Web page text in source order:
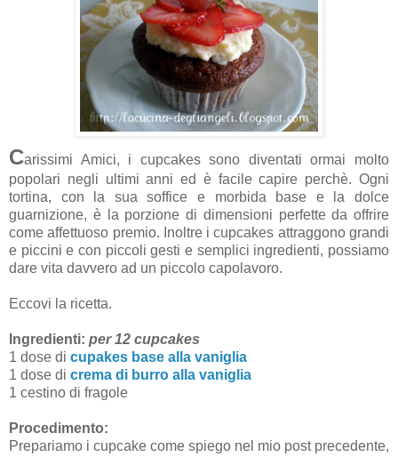
Carissimi Amici, i cupcakes sono diventati ormai molto
popolari negli ultimi anni ed è facile capire perchè. Ogni
tortina, con la sua soffice e morbida base e la dolce
guarnizione, è la porzione di dimensioni perfette da offrire
come affettuoso premio. Inoltre i cupcakes attraggono grandi
e piccini e con piccoli gesti e semplici ingredienti, possiamo
dare vita davvero ad un piccolo capolavoro.
Eccovi la ricetta.
Ingredienti: per 12 cupcakes
1 dose di cupakes base alla vaniglia
1 dose di crema di burro alla vaniglia
1 cestino di fragole
Procedimento:
Prepariamo i cupcake come spiego nel mio post precedente,